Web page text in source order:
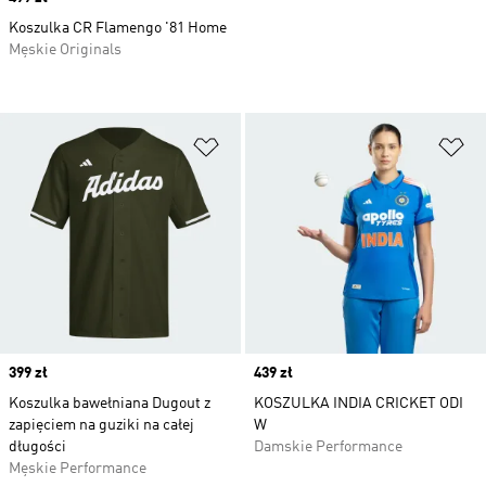
Dodaj do listy życzeń
Price
399 zł
Koszulka bawełniana Dugout z
zapięciem na guziki na całej
długości
Męskie Performance
Price
439 zł
KOSZULKA INDIA CRICKET ODI
W
Damskie Performance
Koszulka CR Flamengo '81 Home
Męskie Originals